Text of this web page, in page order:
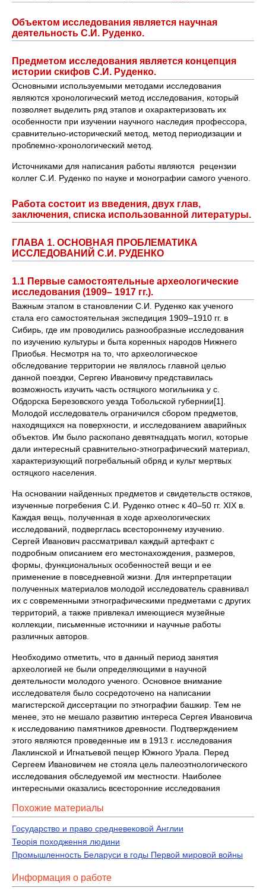
Объектом исследования является научная
деятельность С.И. Руденко.
Предметом исследования является концепция
истории скифов С.И. Руденко.
Основными используемыми методами исследования
являются хронологический метод исследования, который
позволяет выделить ряд этапов и охарактеризовать их
особенности при изучении научного наследия профессора,
сравнительно-исторический метод, метод периодизации и
проблемно-хронологический метод.
Источниками для написания работы являются рецензии
коллег С.И. Руденко по науке и монографии самого ученого.
Работа состоит из введения, двух глав,
заключения, списка использованной литературы.
ГЛАВА 1. ОСНОВНАЯ ПРОБЛЕМАТИКА
ИССЛЕДОВАНИЙ С.И. РУДЕНКО
1.1 Первые самостоятельные археологические
исследования (1909– 1917 гг.).
Важным этапом в становлении С.И. Руденко как ученого
стала его самостоятельная экспедиция 1909–1910 гг. в
Сибирь, где им проводились разнообразные исследования
по изучению культуры и быта коренных народов Нижнего
Приобья. Несмотря на то, что археологическое
обследование территории не являлось главной целью
данной поездки, Сергею Ивановичу представилась
возможность изучить часть остяцкого могильника у с.
Обдорска Березовского уезда Тобольской губернии[1].
Молодой исследователь ограничился сбором предметов,
находящихся на поверхности, и исследованием аварийных
объектов. Им было раскопано девятнадцать могил, которые
дали интересный сравнительно-этнографический материал,
характеризующий погребальный обряд и культ мертвых
остяцкого населения.
На основании найденных предметов и свидетельств остяков,
изученные погребения С.И. Руденко отнес к 40–50 гг. XIX в.
Каждая вещь, полученная в ходе археологических
исследований, подверглась всестороннему изучению.
Сергей Иванович рассматривал каждый артефакт с
подробным описанием его местонахождения, размеров,
формы, функциональных особенностей вещи и ее
применение в повседневной жизни. Для интерпретации
полученных материалов молодой исследователь сравнивал
их с современными этнографическими предметами с других
территорий, а также привлекал имеющиеся музейные
коллекции, письменные источники и научные работы
различных авторов.
Необходимо отметить, что в данный период занятия
археологией не были определяющими в научной
деятельности молодого ученого. Основное внимание
исследователя было сосредоточено на написании
магистерской диссертации по этнографии башкир. Тем не
менее, это не мешало развитию интереса Сергея Ивановича
к исследованию памятников древности. Подтверждением
этого являются проведенные им в 1913 г. исследования
Лаклинской и Игнатьевой пещер Южного Урала. Перед
Сергеем Ивановичем не стояла цель палеоэтнологического
исследования обследуемой им местности. Наиболее
интересными оказались всесторонние исследования
Похожие материалы
Государство и право средневековой Англии
Теорія походження людини
Промышленность Беларуси в годы Первой мировой войны
Информация о работе